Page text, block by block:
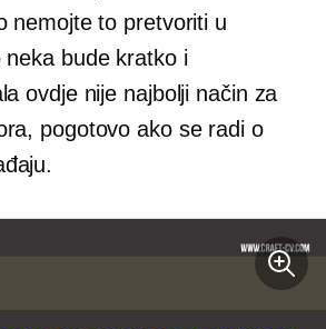
nemojte to pretvoriti u
bude kratko i
ovdje nije najbolji način za
pogotovo ako se radi o